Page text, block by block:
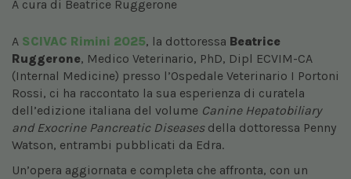
A SCIVAC Rimini 2025, la dottoressa Beatrice
Ruggerone, Medico Veterinario, PhD, Dipl ECVIM-CA
(Internal Medicine) presso l’Ospedale Veterinario I Portoni
Rossi, ci ha raccontato la sua esperienza di curatela
dell’edizione italiana del volume Canine Hepatobiliary
and Exocrine Pancreatic Diseasesdella dottoressa Penny
Watson, entrambi pubblicati da Edra.
Un’opera aggiornata e completa che affronta, con un